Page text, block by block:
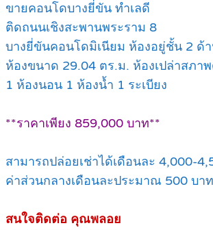
ขายคอนโดบางยี่ขัน ทำเลดี
ติดถนนเชิงสะพานพระราม 8
บางยี่ขันคอนโดมิเนียม ห้องอยู่ชั้น 2 ด้
ห้องขนาด 29.04 ตร.ม. ห้องเปล่าสภา
1 ห้องนอน 1 ห้องน้ำ 1 ระเบียง
**ราคาเพียง 859,000 บาท**
สามารถปล่อยเช่าได้เดือนละ 4,000-
ค่าส่วนกลางเดือนละประมาณ 500 บาท
สนใจติดต่อ คุณพลอย